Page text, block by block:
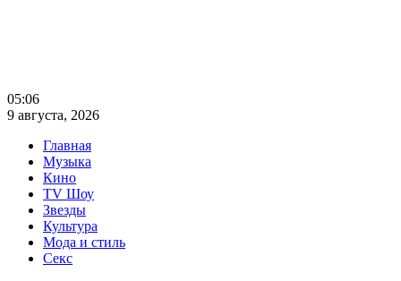
05:06
9 августа, 2026
Главная
Музыка
Кино
TV Шоу
Звезды
Культура
Мода и стиль
Секс